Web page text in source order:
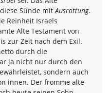
Sünde mit Ausrottung.
Reinheit Israels
Alte Testament von
zur Zeit nach dem Exil.
durch die
ja nicht nur durch den
sondern auch
innen. Der fromme alte